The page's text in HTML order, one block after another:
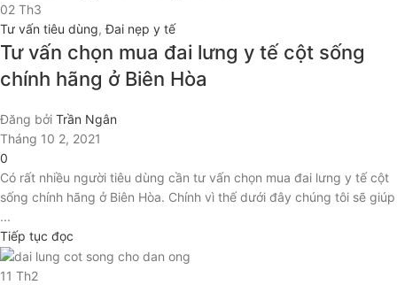
02 Th3
Tư vấn tiêu dùng,Đai nẹp y tế
Tư vấn chọn mua đai lưng y tế cột sống
chính hãng ở Biên Hòa
Đăng bởi Trần Ngân
Tháng 10 2, 2021
0
Có rất nhiều người tiêu dùng cần tư vấn chọn mua đai lưng y tế cột
sống chính hãng ở Biên Hòa. Chính vì thế dưới đây chúng tôi sẽ giúp
...
Tiếp tục đọc
11 Th2